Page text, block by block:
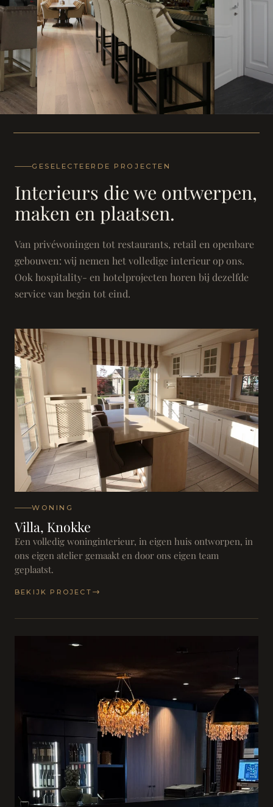
Landhuis - Grimbergen
GESELECTEERDE PROJECTEN
Interieurs die we ontwerpen,
maken en plaatsen.
Van privéwoningen tot restaurants, retail en openbare
gebouwen: wij nemen het volledige interieur op ons.
Ook hospitality- en hotelprojecten horen bij dezelfde
service van begin tot eind.
WONING
Villa, Knokke
Een volledig woninginterieur, in eigen huis ontworpen, in
ons eigen atelier gemaakt en door ons eigen team
geplaatst.
BEKIJK PROJECT